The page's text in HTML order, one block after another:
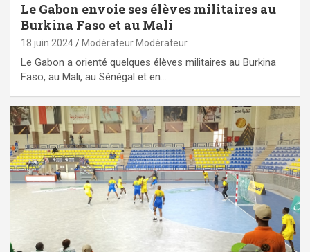
Le Gabon envoie ses élèves militaires au
Burkina Faso et au Mali
18 juin 2024 Modérateur Modérateur
Le Gabon a orienté quelques élèves militaires au Burkina
Faso, au Mali, au Sénégal et en…